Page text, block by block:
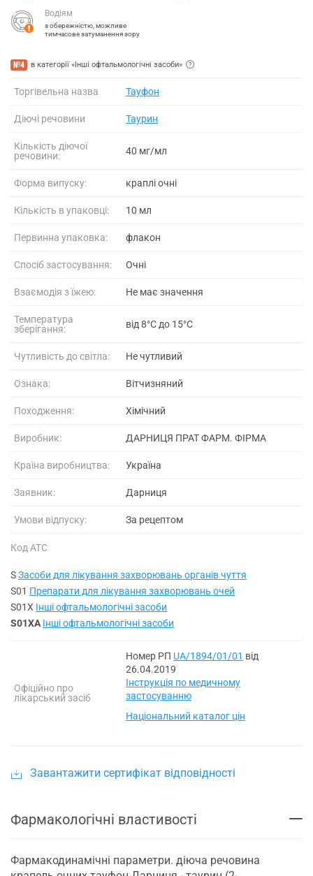
Водіям
з обережністю, можливе
тимчасове затуманення зору
№4 в категорії «Інші офтальмологічні засоби»
Торгівельна назва Тауфон
Діючі речовини Таурин
Кількість діючої
речовини:
40 мг/мл
Форма випуску: краплі очні
Кількість в упаковці: 10 мл
Первинна упаковка: флакон
Спосіб застосування: Очні
Взаємодія з їжею: Не має значення
Температура
зберігання:
від 8°C до 15°C
Чутливість до світла: Не чутливий
Ознака: Вітчизняний
Походження: Хімічний
Виробник: ДАРНИЦЯ ПРАТ ФАРМ. ФІРМА
Країна виробництва: Україна
Заявник: Дарниця
Умови відпуску: За рецептом
Код АТС
SЗасоби для лікування захворювань органів чуття
S01 Препарати для лікування захворювань очей
S01X Інші офтальмологічні засоби
S01XA Інші офтальмологічні засоби
Офіційно про
лікарський засіб
Номер РП UA/1894/01/01 від
26.04.2019
Інструкція по медичному
застосуванню
Національний каталог цін
Завантажити сертифікат відповідності
Фармакологічні властивості
Фармакодинамічні параметри. діюча речовина